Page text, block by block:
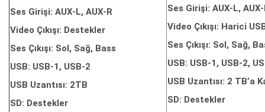
Ses Girişi: AUX-L, AUX-R
Video Çıkışı: Destekler
Ses Çıkışı: Sol, Sağ, Bass
USB: USB-1, USB-2
USB Uzantısı: 2TB
SD: Destekler
Ses Girişi: AUX-L,
Video Çıkışı: Harici
Ses Çıkışı: Sol, Sağ,
USB: USB-1, USB-2,
USB Uzantısı: 2 TB’a
SD: Destekler